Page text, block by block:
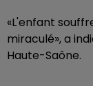
«L'enfant
miraculé», a
Haute-Saône.